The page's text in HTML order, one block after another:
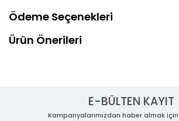
Ödeme Seçenekleri
Ürün Önerileri
E-BÜLTEN KAYIT
Kampanyalarımızdan haber almak için